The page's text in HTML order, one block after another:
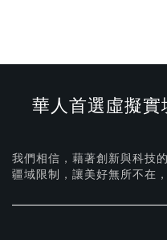
華人首選虛擬實
我們相信，藉著創新與科技
疆域限制，讓美好無所不在，